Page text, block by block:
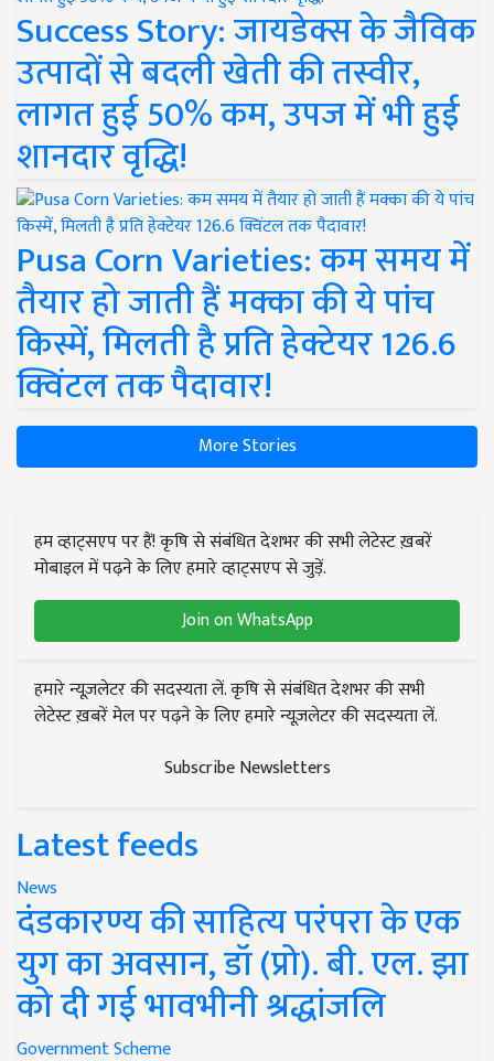
Success Story: जायडेक्स के जैविक
उत्पादों से बदली खेती की तस्वीर,
लागत हुई 50% कम, उपज में भी हुई
शानदार वृद्धि!
Pusa Corn Varieties: कम समय में
तैयार हो जाती हैं मक्का की ये पांच
किस्में, मिलती है प्रति हेक्टेयर 126.6
क्विंटल तक पैदावार!
More Stories
हम व्हाट्सएप पर हैं! कृषि से संबंधित देशभर की सभी लेटेस्ट ख़बरें
मोबाइल में पढ़ने के लिए हमारे व्हाट्सएप से जुड़ें.
Join on WhatsApp
हमारे न्यूज़लेटर की सदस्यता लें. कृषि से संबंधित देशभर की सभी
लेटेस्ट ख़बरें मेल पर पढ़ने के लिए हमारे न्यूज़लेटर की सदस्यता लें.
Subscribe Newsletters
Latest feeds
News
दंडकारण्य की साहित्य परंपरा के एक
युग का अवसान, डॉ (प्रो). बी. एल. झा
को दी गई भावभीनी श्रद्धांजलि
Government Scheme